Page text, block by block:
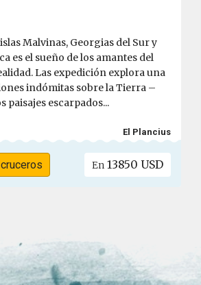
Malvinas, Georgias del Sur y
es el sueño de los amantes del
Las expedición explora una
indómitas sobre la Tierra –
paisajes escarpados...
El Plancius
En 13850 USD